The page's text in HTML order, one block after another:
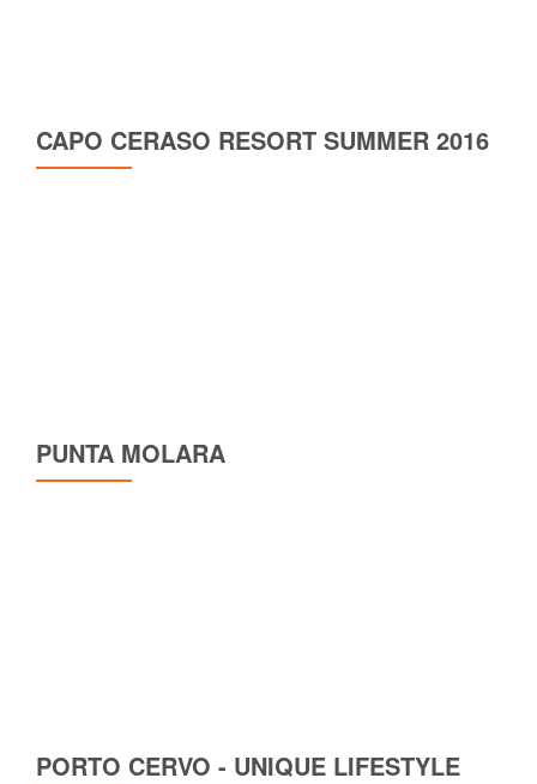
CAPO CERASO RESORT SUMMER 2016
PUNTA MOLARA
PORTO CERVO - UNIQUE LIFESTYLE